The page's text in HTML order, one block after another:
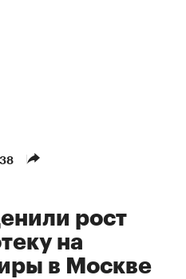
рост
на
в Москве